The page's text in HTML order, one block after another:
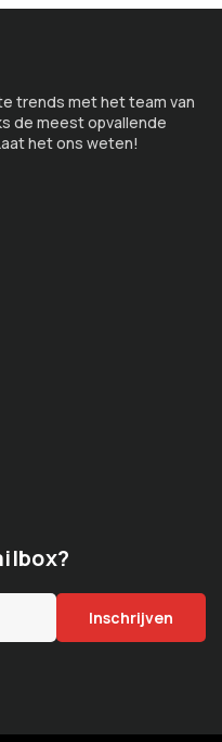
trends met het team van
de meest opvallende
het ons weten!